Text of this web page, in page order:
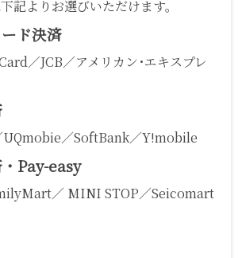
記よりお選びいただけます。
ド決済
／JCB／アメリカン･エキスプレ
／SoftBank／Y!mobile
Pay-easy
／ MINI STOP／Seicomart